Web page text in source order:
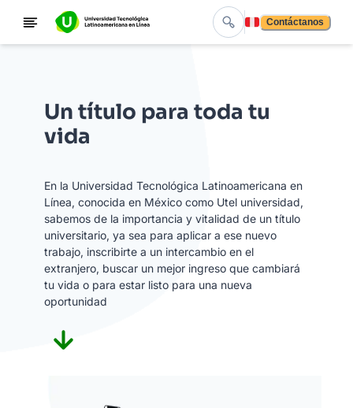
Contáctanos
Un título para toda tu
vida
En la Universidad Tecnológica Latinoamericana en
Línea, conocida en México como Utel universidad,
sabemos de la importancia y vitalidad de un título
universitario, ya sea para aplicar a ese nuevo
trabajo, inscribirte a un intercambio en el
extranjero, buscar un mejor ingreso que cambiará
tu vida o para estar listo para una nueva
oportunidad